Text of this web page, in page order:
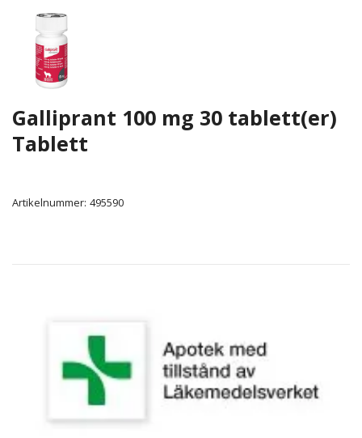
Galliprant 100 mg 30 tablett(er)
Tablett
Artikelnummer: 495590